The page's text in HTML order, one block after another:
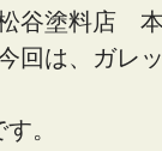
谷塗料店
回は、ガレ
。